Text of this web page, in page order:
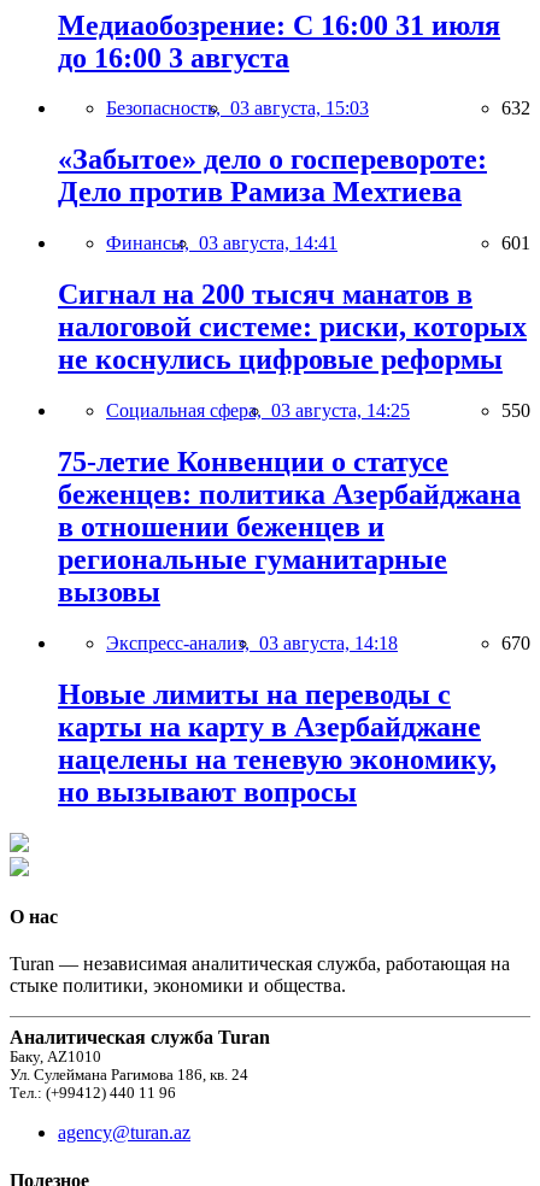
Медиаобозрение: С 16:00 31 июля
до 16:00 3 августа
Безопасность, 03 августа, 15:03 632
«Забытое» дело о госперевороте:
Дело против Рамиза Мехтиева
Финансы, 03 августа, 14:41 601
Сигнал на 200 тысяч манатов в
налоговой системе: риски, которых
не коснулись цифровые реформы
Социальная сфера, 03 августа, 14:25 550
75-летие Конвенции о статусе
беженцев: политика Азербайджана
в отношении беженцев и
региональные гуманитарные
вызовы
Экспресс-анализ, 03 августа, 14:18 670
Новые лимиты на переводы с
карты на карту в Азербайджане
нацелены на теневую экономику,
но вызывают вопросы
О нас
Turan — независимая аналитическая служба, работающая на
стыке политики, экономики и общества.
Аналитическая служба Turan
Баку, AZ1010
Ул. Сулеймана Рагимова 186, кв. 24
Тел.: (+99412) 440 11 96
agency@turan.az
Полезное